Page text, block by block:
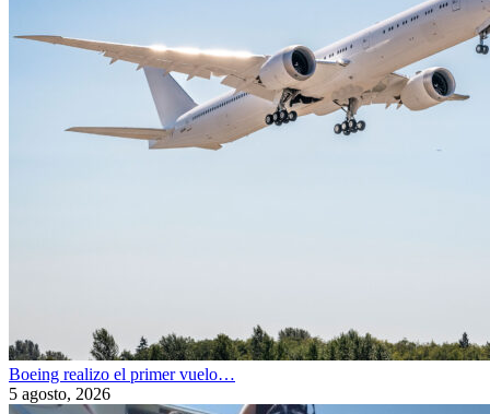
Boeing realizo el primer vuelo…
5 agosto, 2026